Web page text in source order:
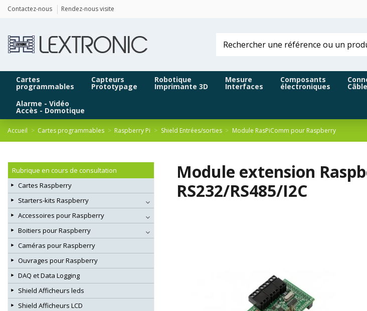
Contactez-nous Rendez-nous visite
Cartes
programmables
Capteurs
Prototypage
Robotique
Imprimante 3D
Mesure
Interfaces
Composants
électroniques
Alarme - Vidéo
Accès - Domotique
Accueil Cartes programmables Raspberry Pi Shield Entrées/sorties Module RasPiComm pour Raspberry
Module extension
RS232/RS485/I2C
Rubrique en cours de consultation
Cartes Raspberry
Starters-kits Raspberry
Accessoires pour Raspberry
Boitiers pour Raspberry
Caméras pour Raspberry
Ouvrages pour Raspberry
DAQ et Data Logging
Shield Afficheurs leds
Shield Afficheurs LCD
Panneau de gestion des cookies